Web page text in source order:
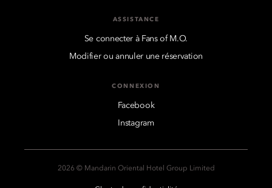
ASSISTANCE
Se connecter à Fans of M.O.
Modifier ou annuler une réservation
CONNEXION
Facebook
Instagram
2026 © Mandarin Oriental Hotel Group Limited